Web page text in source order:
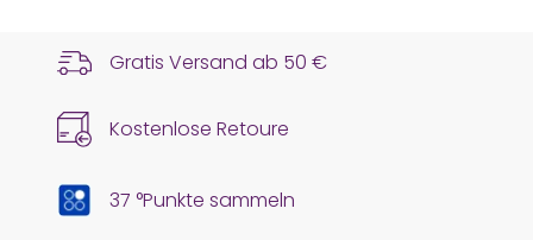
Gratis Versand ab 50 €
Kostenlose Retoure
37 °Punkte sammeln